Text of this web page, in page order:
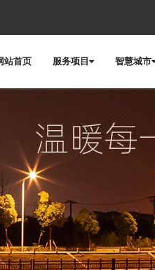
站首页 服务项目 智慧城市